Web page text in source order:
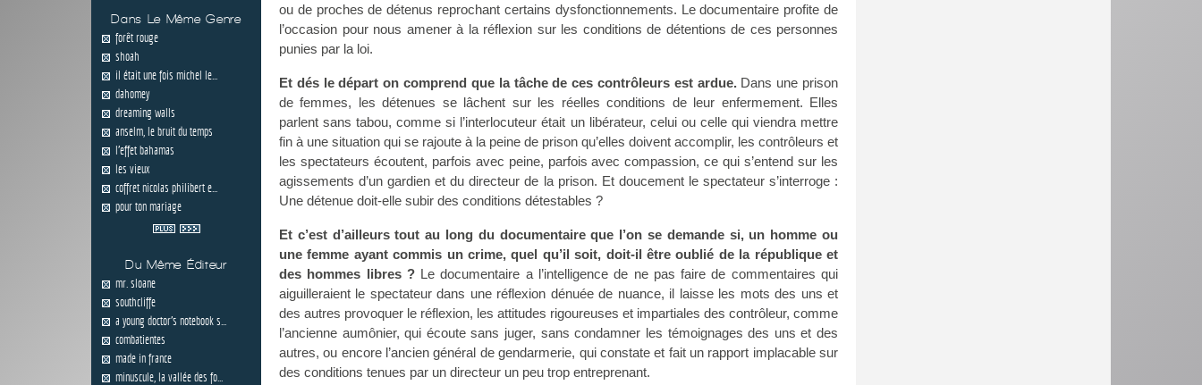
Dans Le Même Genre
forêt rouge
shoah
il était une fois michel le...
dahomey
dreaming walls
anselm, le bruit du temps
l'effet bahamas
les vieux
coffret nicolas philibert e...
pour ton mariage
Du Même Éditeur
mr. sloane
southcliffe
a young doctor's notebook s...
combatientes
made in france
minuscule, la vallée des fo...
ou de proches de détenus reprochant certains dysfonctionnements. Le documentaire profite de
l’occasion pour nous amener à la réflexion sur les conditions de détentions de ces personnes
punies par la loi.
Et dés le départ on comprend que la tâche de ces contrôleurs est ardue. Dans une prison
de femmes, les détenues se lâchent sur les réelles conditions de leur enfermement. Elles
parlent sans tabou, comme si l’interlocuteur était un libérateur, celui ou celle qui viendra mettre
fin à une situation qui se rajoute à la peine de prison qu’elles doivent accomplir, les contrôleurs et
les spectateurs écoutent, parfois avec peine, parfois avec compassion, ce qui s’entend sur les
agissements d’un gardien et du directeur de la prison. Et doucement le spectateur s’interroge :
Une détenue doit-elle subir des conditions détestables ?
Et c’est d’ailleurs tout au long du documentaire que l’on se demande si, un homme ou
une femme ayant commis un crime, quel qu’il soit, doit-il être oublié de la république et
des hommes libres ?Le documentaire a l’intelligence de ne pas faire de commentaires qui
aiguilleraient le spectateur dans une réflexion dénuée de nuance, il laisse les mots des uns et
des autres provoquer le réflexion, les attitudes rigoureuses et impartiales des contrôleur, comme
l’ancienne aumônier, qui écoute sans juger, sans condamner les témoignages des uns et des
autres, ou encore l’ancien général de gendarmerie, qui constate et fait un rapport implacable sur
des conditions tenues par un directeur un peu trop entreprenant.